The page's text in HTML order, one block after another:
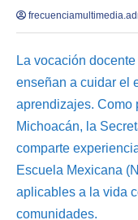
La vocación
enseñan a cuidar el
aprendizajes. Como
Michoacán, la
comparte
Escuela Mexicana
aplicables a la vida
comunidades.